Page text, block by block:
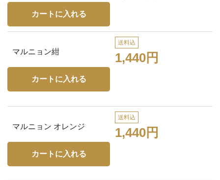
マルニョン紺
送料込
1,440円
マルニョン オレンジ
送料込
1,440円